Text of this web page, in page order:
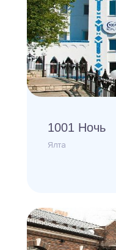
1001 Ночь
Ялта